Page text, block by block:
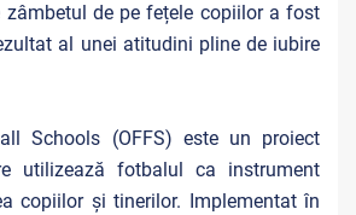
zâmbetul de pe fețele copiilor a fost
al unei atitudini pline de iubire
Schools (OFFS) este un proiect
utilizează fotbalul ca instrument
copiilor și tinerilor. Implementat în